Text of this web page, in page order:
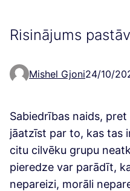
Risinājums pastāv
Mishel Gjoni24/10/
Sabiedrības naids,
jāatzīst par to, kas tas
citu cilvēku grupu
pieredze var parādīt,
nepareizi, morāli